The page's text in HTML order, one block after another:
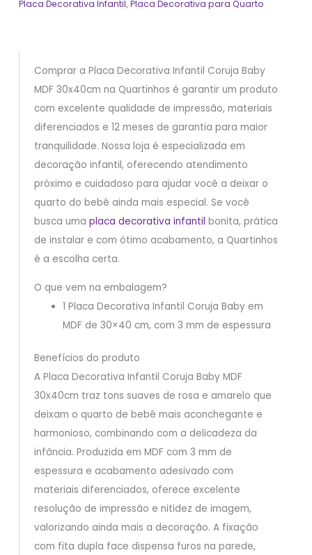
Placa Decorativa Infantil,Placa Decorativa para Quarto
Comprar a Placa Decorativa Infantil Coruja Baby
MDF 30x40cm na Quartinhos é garantir um produto
com excelente qualidade de impressão, materiais
diferenciados e 12 meses de garantia para maior
tranquilidade. Nossa loja é especializada em
decoração infantil, oferecendo atendimento
próximo e cuidadoso para ajudar você a deixar o
quarto do bebê ainda mais especial. Se você
busca uma placa decorativa infantil bonita, prática
de instalar e com ótimo acabamento, a Quartinhos
é a escolha certa.
O que vem na embalagem?
1 Placa Decorativa Infantil Coruja Baby em
MDF de 30×40 cm, com 3 mm de espessura
Benefícios do produto
A Placa Decorativa Infantil Coruja Baby MDF
30x40cm traz tons suaves de rosa e amarelo que
deixam o quarto de bebê mais aconchegante e
harmonioso, combinando com a delicadeza da
infância. Produzida em MDF com 3 mm de
espessura e acabamento adesivado com
materiais diferenciados, oferece excelente
resolução de impressão e nitidez de imagem,
valorizando ainda mais a decoração. A fixação
com fita dupla face dispensa furos na parede,